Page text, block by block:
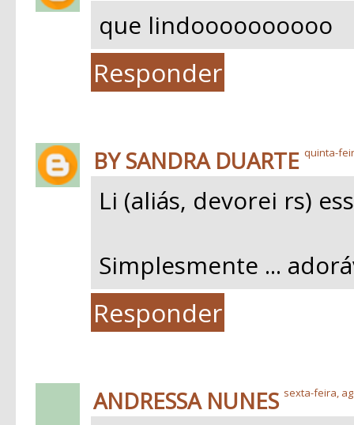
que lindoooooooooo
Responder
BY SANDRA DUARTE quinta-
Li (aliás, devorei rs)
Simplesmente ...
Responder
ANDRESSA NUNES sexta-feira,